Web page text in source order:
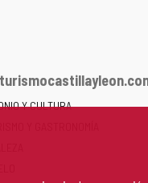
Y CULTURA